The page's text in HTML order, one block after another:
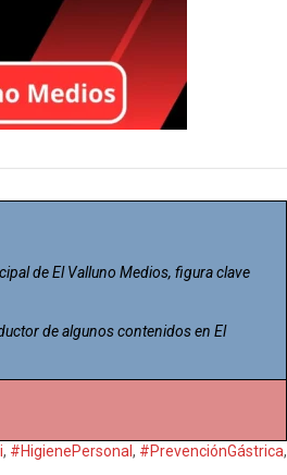
de El Valluno Medios, figura clave
de algunos contenidos en El
, #HigienePersonal, #PrevenciónGástrica,